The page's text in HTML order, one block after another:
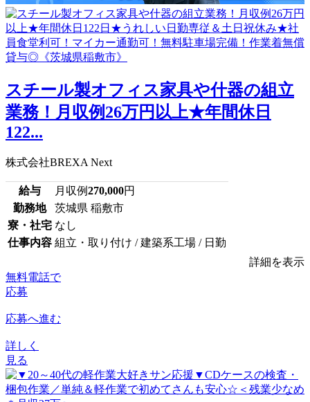
スチール製オフィス家具や什器の組立
業務！月収例26万円以上★年間休日
122...
株式会社BREXA Next
給与 月収例270,000円
勤務地
茨城県 稲敷市
寮・社宅 なし
仕事内容 組立・取り付け / 建築系工場 / 日勤
詳細を表示
無料電話で
応募
応募へ進む
詳しく
見る